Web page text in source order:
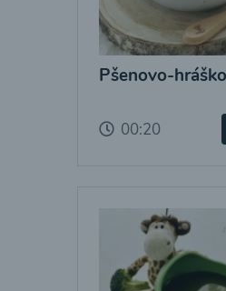
Pšenovo-
00:20